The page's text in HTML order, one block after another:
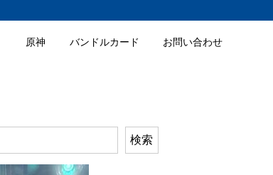
原神 バンドルカード お問い合わせ
検索